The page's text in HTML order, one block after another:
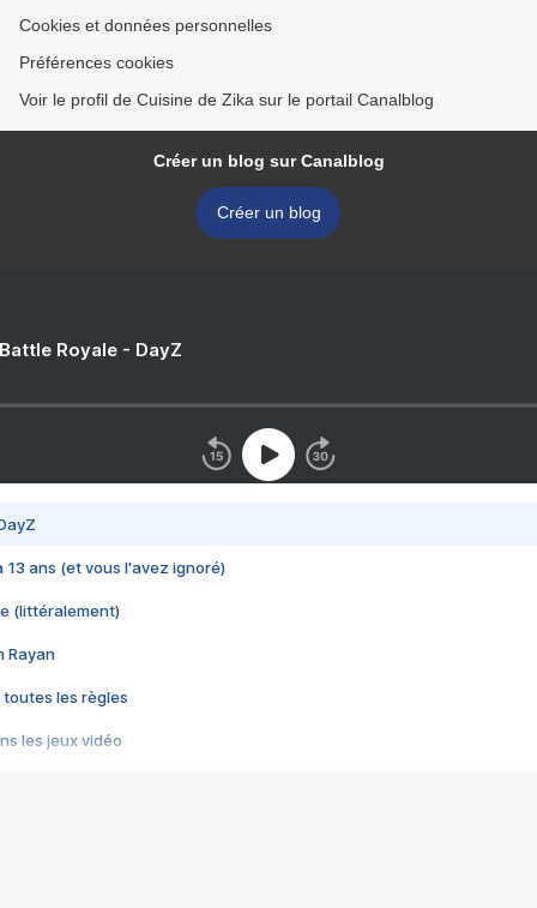
Cookies et données personnelles
Préférences cookies
Voir le profil de Cuisine de Zika sur le portail Canalblog
Créer un blog sur Canalblog
Créer un blog
Royale - DayZ
13 ans (et vous l'avez ignoré)
(littéralement)
Rayan
toutes les règles
les jeux vidéo